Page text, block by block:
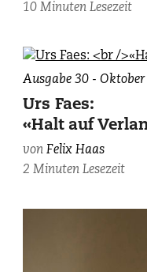
David
de
10 Minuten Lesezeit
Ausgabe 30 -
Urs Faes:
«Halt auf
vonFelix Haas
2 Minuten Lesezeit